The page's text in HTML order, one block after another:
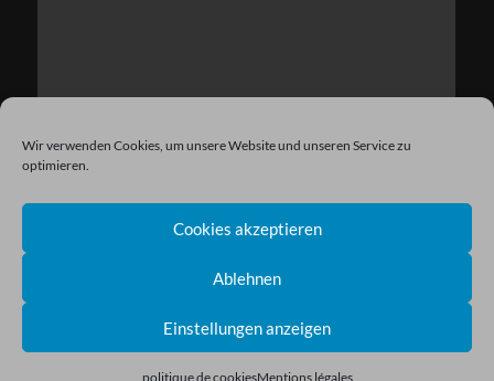
Wir verwenden Cookies, um unsere Website und unseren Service zu
optimieren.
Cookies akzeptieren
Ablehnen
Einstellungen anzeigen
politique de cookiesMentions légales
Copyright © 2021 Kryston. All Rights Reserved.